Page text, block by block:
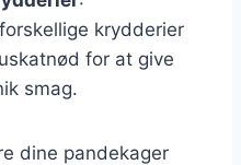
krydderier
for at give
smag.
dine pandekager